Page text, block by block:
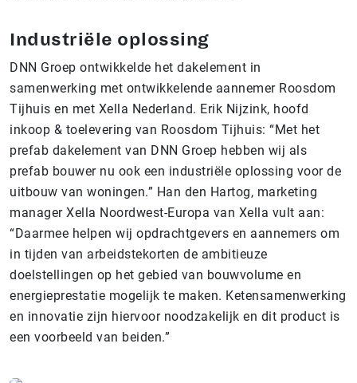
Industriële oplossing
DNN Groep ontwikkelde het dakelement in
samenwerking met ontwikkelende aannemer Roosdom
Tijhuis en met Xella Nederland. Erik Nijzink, hoofd
inkoop & toelevering van Roosdom Tijhuis: “Met het
prefab dakelement van DNN Groep hebben wij als
prefab bouwer nu ook een industriële oplossing voor de
uitbouw van woningen.” Han den Hartog, marketing
manager Xella Noordwest-Europa van Xella vult aan:
“Daarmee helpen wij opdrachtgevers en aannemers om
in tijden van arbeidstekorten de ambitieuze
doelstellingen op het gebied van bouwvolume en
energieprestatie mogelijk te maken. Ketensamenwerking
en innovatie zijn hiervoor noodzakelijk en dit product is
een voorbeeld van beiden.”